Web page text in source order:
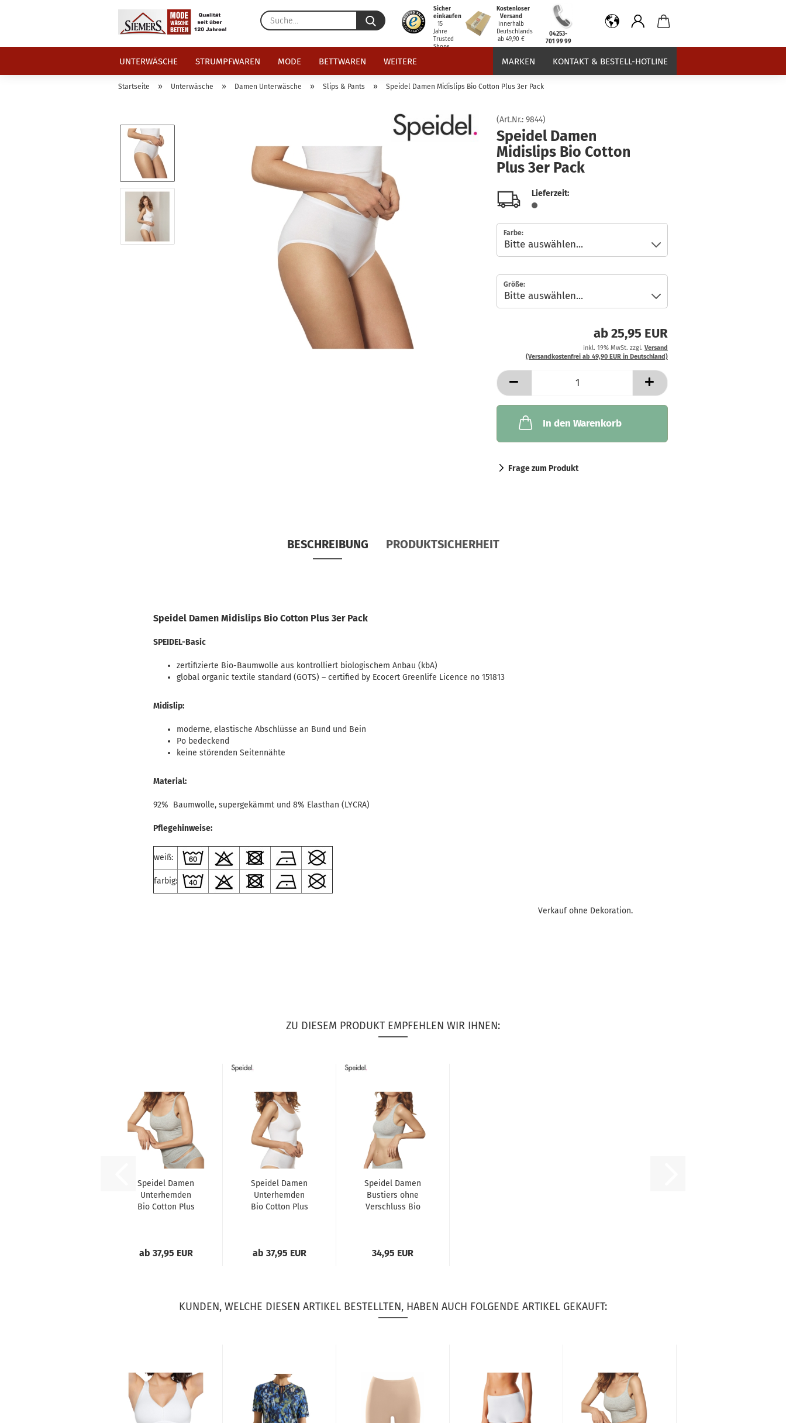
Suche...
Sicher
einkaufen
15
Jahre
Trusted
Shops
Kostenloser
Versand
innerhalb
Deutschlands
ab 49,90 €
04253-
701 99 99
UNTERWÄSCHE STRUMPFWAREN MODE BETTWAREN MARKEN KONTAKT & BESTELL-HOTLINE
WEITERE
Startseite » Unterwäsche » Damen Unterwäsche » Slips & Pants » Speidel Damen Midislips Bio Cotton Plus 3er Pack
(Art.Nr.: 9844)
Speidel Damen
Midislips Bio Cotton
Plus 3er Pack
Lieferzeit:
Farbe:
Größe:
ab 25,95 EUR
inkl. 19% MwSt. zzgl. Versand
(Versandkostenfrei ab 49,90 EUR in Deutschland)
In den Warenkorb
Frage zum Produkt
BESCHREIBUNG PRODUKTSICHERHEIT
Speidel Damen Midislips Bio Cotton Plus 3er Pack
SPEIDEL-Basic
zertifizierte Bio-Baumwolle aus kontrolliert biologischem Anbau (kbA)
global organic textile standard (GOTS) – certified by Ecocert Greenlife Licence no 151813
Midislip:
moderne, elastische Abschlüsse an Bund und Bein
Po bedeckend
keine störenden Seitennähte
Material:
92% Baumwolle, supergekämmt und 8% Elasthan (LYCRA)
Pflegehinweise:
weiß:
farbig:
Verkauf ohne Dekoration.
ZU DIESEM PRODUKT EMPFEHLEN WIR IHNEN:
Speidel Damen
Unterhemden
Bio Cotton Plus
ab 37,95 EUR
Speidel Damen
Unterhemden
Bio Cotton Plus
ab 37,95 EUR
Speidel Damen
Bustiers ohne
Verschluss Bio
34,95 EUR
KUNDEN, WELCHE DIESEN ARTIKEL BESTELLTEN, HABEN AUCH FOLGENDE ARTIKEL GEKAUFT: